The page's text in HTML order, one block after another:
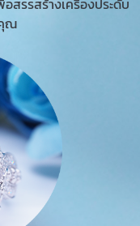
สรรสร้างเครื่องประดับ
ณ